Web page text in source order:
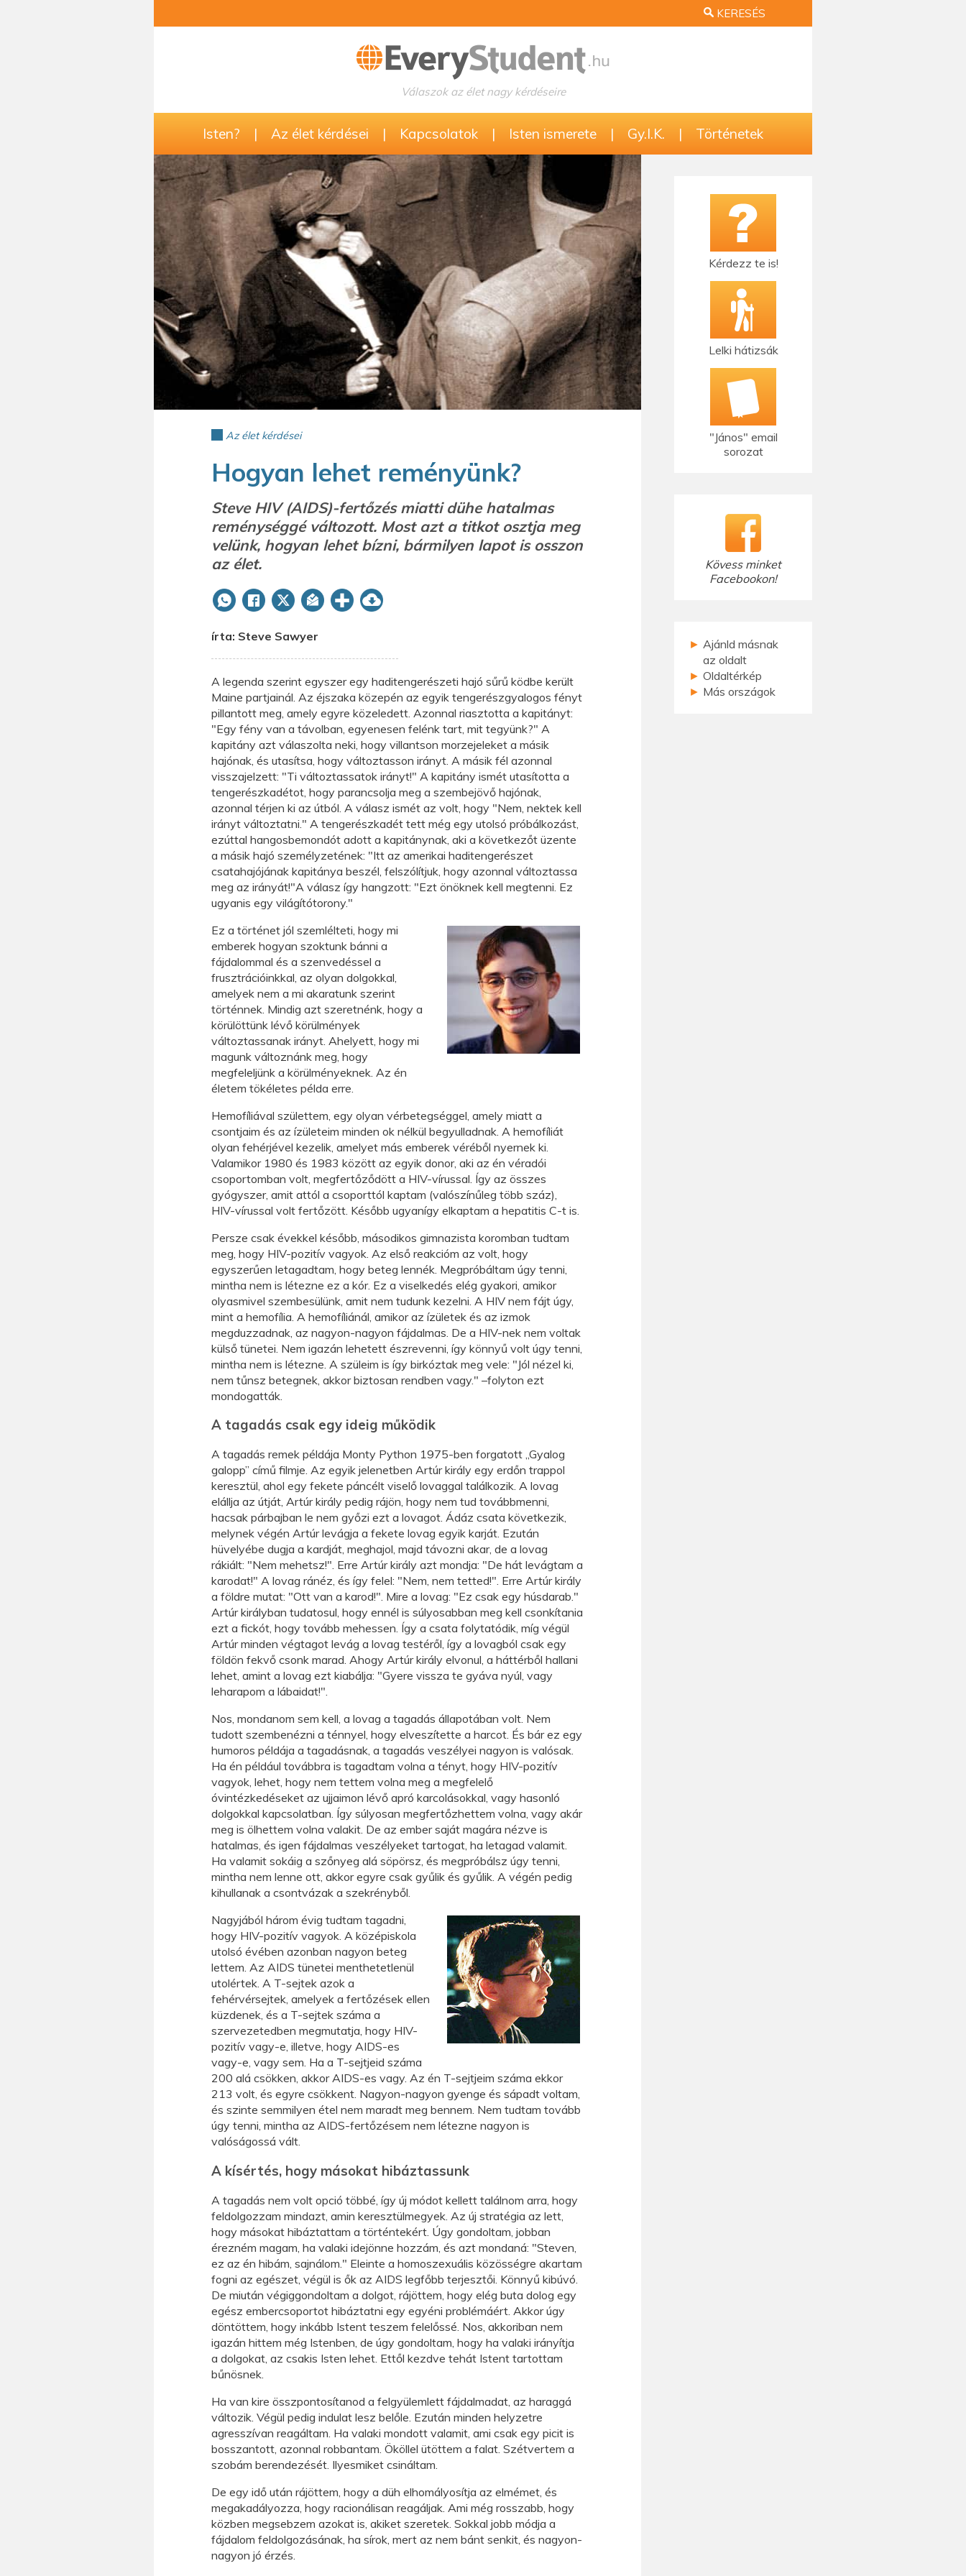
KERESÉS
Válaszok az élet nagy kérdéseire
Isten? | Az élet kérdései | Kapcsolatok | Isten ismerete | Gy.I.K. | Történetek
Az élet kérdései
Hogyan lehet reményünk?
Steve HIV (AIDS)-fertőzés miatti dühe hatalmas
reménységgé változott. Most azt a titkot osztja meg
velünk, hogyan lehet bízni, bármilyen lapot is osszon
az élet.
írta: Steve Sawyer
A legenda szerint egyszer egy haditengerészeti hajó sűrű ködbe került
Maine partjainál. Az éjszaka közepén az egyik tengerészgyalogos fényt
pillantott meg, amely egyre közeledett. Azonnal riasztotta a kapitányt:
"Egy fény van a távolban, egyenesen felénk tart, mit tegyünk?" A
kapitány azt válaszolta neki, hogy villantson morzejeleket a másik
hajónak, és utasítsa, hogy változtasson irányt. A másik fél azonnal
visszajelzett: "Ti változtassatok irányt!" A kapitány ismét utasította a
tengerészkadétot, hogy parancsolja meg a szembejövő hajónak,
azonnal térjen ki az útból. A válasz ismét az volt, hogy "Nem, nektek kell
irányt változtatni." A tengerészkadét tett még egy utolsó próbálkozást,
ezúttal hangosbemondót adott a kapitánynak, aki a következőt üzente
a másik hajó személyzetének: "Itt az amerikai haditengerészet
csatahajójának kapitánya beszél, felszólítjuk, hogy azonnal változtassa
meg az irányát!"A válasz így hangzott: "Ezt önöknek kell megtenni. Ez
ugyanis egy világítótorony."
Ez a történet jól szemlélteti, hogy mi
emberek hogyan szoktunk bánni a
fájdalommal és a szenvedéssel a
frusztrációinkkal, az olyan dolgokkal,
amelyek nem a mi akaratunk szerint
történnek. Mindig azt szeretnénk, hogy a
körülöttünk lévő körülmények
változtassanak irányt. Ahelyett, hogy mi
magunk változnánk meg, hogy
megfeleljünk a körülményeknek. Az én
életem tökéletes példa erre.
Hemofíliával születtem, egy olyan vérbetegséggel, amely miatt a
csontjaim és az ízületeim minden ok nélkül begyulladnak. A hemofíliát
olyan fehérjével kezelik, amelyet más emberek véréből nyernek ki.
Valamikor 1980 és 1983 között az egyik donor, aki az én véradói
csoportomban volt, megfertőződött a HIV-vírussal. Így az összes
gyógyszer, amit attól a csoporttól kaptam (valószínűleg több száz),
HIV-vírussal volt fertőzött. Később ugyanígy elkaptam a hepatitis C-t is.
Persze csak évekkel később, másodikos gimnazista koromban tudtam
meg, hogy HIV-pozitív vagyok. Az első reakcióm az volt, hogy
egyszerűen letagadtam, hogy beteg lennék. Megpróbáltam úgy tenni,
mintha nem is létezne ez a kór. Ez a viselkedés elég gyakori, amikor
olyasmivel szembesülünk, amit nem tudunk kezelni. A HIV nem fájt úgy,
mint a hemofília. A hemofíliánál, amikor az ízületek és az izmok
megduzzadnak, az nagyon-nagyon fájdalmas. De a HIV-nek nem voltak
külső tünetei. Nem igazán lehetett észrevenni, így könnyű volt úgy tenni,
mintha nem is létezne. A szüleim is így birkóztak meg vele: "Jól nézel ki,
nem tűnsz betegnek, akkor biztosan rendben vagy." –folyton ezt
mondogatták.
A tagadás csak egy ideig működik
A tagadás remek példája Monty Python 1975-ben forgatott „Gyalog
galopp” című filmje. Az egyik jelenetben Artúr király egy erdőn trappol
keresztül, ahol egy fekete páncélt viselő lovaggal találkozik. A lovag
elállja az útját, Artúr király pedig rájön, hogy nem tud továbbmenni,
hacsak párbajban le nem győzi ezt a lovagot. Ádáz csata következik,
melynek végén Artúr levágja a fekete lovag egyik karját. Ezután
hüvelyébe dugja a kardját, meghajol, majd távozni akar, de a lovag
rákiált: "Nem mehetsz!". Erre Artúr király azt mondja: "De hát levágtam a
karodat!" A lovag ránéz, és így felel: "Nem, nem tetted!". Erre Artúr király
a földre mutat: "Ott van a karod!". Mire a lovag: "Ez csak egy húsdarab."
Artúr királyban tudatosul, hogy ennél is súlyosabban meg kell csonkítania
ezt a fickót, hogy tovább mehessen. Így a csata folytatódik, míg végül
Artúr minden végtagot levág a lovag testéről, így a lovagból csak egy
földön fekvő csonk marad. Ahogy Artúr király elvonul, a háttérből hallani
lehet, amint a lovag ezt kiabálja: "Gyere vissza te gyáva nyúl, vagy
leharapom a lábaidat!".
Nos, mondanom sem kell, a lovag a tagadás állapotában volt. Nem
tudott szembenézni a ténnyel, hogy elveszítette a harcot. És bár ez egy
humoros példája a tagadásnak, a tagadás veszélyei nagyon is valósak.
Ha én például továbbra is tagadtam volna a tényt, hogy HIV-pozitív
vagyok, lehet, hogy nem tettem volna meg a megfelelő
óvintézkedéseket az ujjaimon lévő apró karcolásokkal, vagy hasonló
dolgokkal kapcsolatban. Így súlyosan megfertőzhettem volna, vagy akár
meg is ölhettem volna valakit. De az ember saját magára nézve is
hatalmas, és igen fájdalmas veszélyeket tartogat, ha letagad valamit.
Ha valamit sokáig a szőnyeg alá söpörsz, és megpróbálsz úgy tenni,
mintha nem lenne ott, akkor egyre csak gyűlik és gyűlik. A végén pedig
kihullanak a csontvázak a szekrényből.
Nagyjából három évig tudtam tagadni,
hogy HIV-pozitív vagyok. A középiskola
utolsó évében azonban nagyon beteg
lettem. Az AIDS tünetei menthetetlenül
utolértek. A T-sejtek azok a
fehérvérsejtek, amelyek a fertőzések ellen
küzdenek, és a T-sejtek száma a
szervezetedben megmutatja, hogy HIV-
pozitív vagy-e, illetve, hogy AIDS-es
vagy-e, vagy sem. Ha a T-sejtjeid száma
200 alá csökken, akkor AIDS-es vagy. Az én T-sejtjeim száma ekkor
213 volt, és egyre csökkent. Nagyon-nagyon gyenge és sápadt voltam,
és szinte semmilyen étel nem maradt meg bennem. Nem tudtam tovább
úgy tenni, mintha az AIDS-fertőzésem nem létezne nagyon is
valóságossá vált.
A kísértés, hogy másokat hibáztassunk
A tagadás nem volt opció többé, így új módot kellett találnom arra, hogy
feldolgozzam mindazt, amin keresztülmegyek. Az új stratégia az lett,
hogy másokat hibáztattam a történtekért. Úgy gondoltam, jobban
érezném magam, ha valaki idejönne hozzám, és azt mondaná: "Steven,
ez az én hibám, sajnálom." Eleinte a homoszexuális közösségre akartam
fogni az egészet, végül is ők az AIDS legfőbb terjesztői. Könnyű kibúvó.
De miután végiggondoltam a dolgot, rájöttem, hogy elég buta dolog egy
egész embercsoportot hibáztatni egy egyéni problémáért. Akkor úgy
döntöttem, hogy inkább Istent teszem felelőssé. Nos, akkoriban nem
igazán hittem még Istenben, de úgy gondoltam, hogy ha valaki irányítja
a dolgokat, az csakis Isten lehet. Ettől kezdve tehát Istent tartottam
bűnösnek.
Ha van kire összpontosítanod a felgyülemlett fájdalmadat, az haraggá
változik. Végül pedig indulat lesz belőle. Ezután minden helyzetre
agresszívan reagáltam. Ha valaki mondott valamit, ami csak egy picit is
bosszantott, azonnal robbantam. Ököllel ütöttem a falat. Szétvertem a
szobám berendezését. Ilyesmiket csináltam.
De egy idő után rájöttem, hogy a düh elhomályosítja az elmémet, és
megakadályozza, hogy racionálisan reagáljak. Ami még rosszabb, hogy
közben megsebzem azokat is, akiket szeretek. Sokkal jobb módja a
fájdalom feldolgozásának, ha sírok, mert az nem bánt senkit, és nagyon-
nagyon jó érzés.
Kérdezz te is!
Lelki hátizsák
"János" email
sorozat
Kövess minket
Facebookon!
► Ajánld másnak
az oldalt
► Oldaltérkép
► Más országok